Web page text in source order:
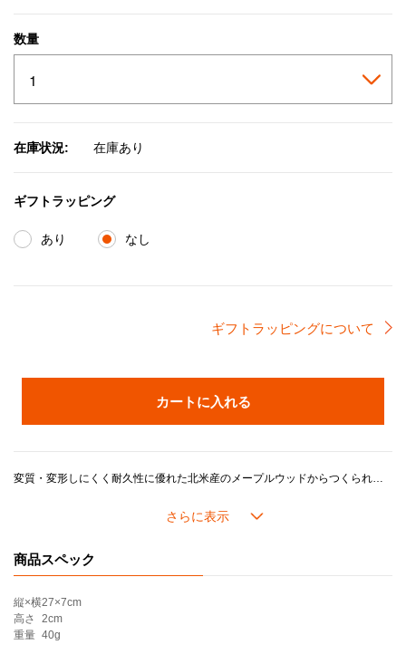
数量
在庫状況: 在庫あり
ギフトラッピング
あり なし
ギフトラッピングについて
カートに入れる
変質・変形しにくく耐久性に優れた北米産のメープルウッドからつくられたウッド・ウェアシリーズ。
持ちやすいハンドルのターナーは、煮魚や炒め物、ホットケーキなどを返す際に活躍します。
商品スペック
縦×横27×7cm
高さ
2cm
重量 40g